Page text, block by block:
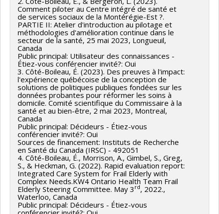
Comment piloter au Centre intégré de santé et
de services sociaux de la Montérégie-Est ?.
PARTIE II: Atelier d'introduction au pilotage et
méthodologies d'amélioration continue dans le
secteur de la santé, 25 mai 2023, Longueuil,
Canada
Public principal: Utilisateur des connaissances -
Étiez-vous conférencier invité?: Oui
3. Côté-Boileau, É. (2023). Des preuves à l'impact:
l'expérience québécoise de la conception de
solutions de politiques publiques fondées sur les
données probantes pour réformer les soins à
domicile. Comité scientifique du Commissaire à la
santé et au bien-être, 2 mai 2023, Montreal,
Canada
Public principal: Décideurs - Étiez-vous
conférencier invité?: Oui
Sources de financement: Instituts de Recherche
en Santé du Canada (IRSC) - 492051
4. Côté-Boileau, É., Morrison, A., Gimbel, S., Greg,
S., & Heckman, G. (2022). Rapid evaluation report:
Integrated Care System for Frail Elderly with
Complex Needs.KW4 Ontario Health Team Frail
Elderly Steering Committee. May 3 rd, 2022.,
Waterloo, Canada
Public principal: Décideurs - Étiez-vous